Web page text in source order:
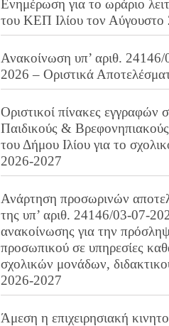
Ενημέρωση για το ωράριο
του ΚΕΠ Ιλίου τον Αύγουστο
Ανακοίνωση υπ’ αριθ.
2026 – Οριστικά
Οριστικοί πίνακες εγγραφών
Παιδικούς &
του Δήμου Ιλίου για το
2026-2027
Ανάρτηση προσωρινών
της υπ’ αριθ. 24146/03-07-
ανακοίνωσης για την
προσωπικού σε υπηρεσίες
σχολικών μονάδων,
2026-2027
Άμεση η επιχειρησιακή